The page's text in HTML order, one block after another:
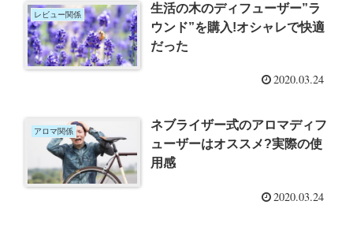
レビュー関係
生活の木のディフューザー”ラ
ウンド”を購入!オシャレで快適
だった
2020.03.24
アロマ関係
ネブライザー式のアロマディフ
ューザーはオススメ?実際の使
用感
2020.03.24